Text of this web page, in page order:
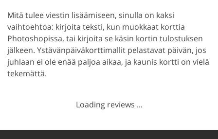
Mitä tulee viestin lisäämiseen, sinulla on kaksi
vaihtoehtoa: kirjoita teksti, kun muokkaat korttia
Photoshopissa, tai kirjoita se käsin kortin tulostuksen
jälkeen. Ystävänpäiväkorttimallit pelastavat päivän, jos
juhlaan ei ole enää paljoa aikaa, ja kaunis kortti on vielä
tekemättä.
Loading reviews ...